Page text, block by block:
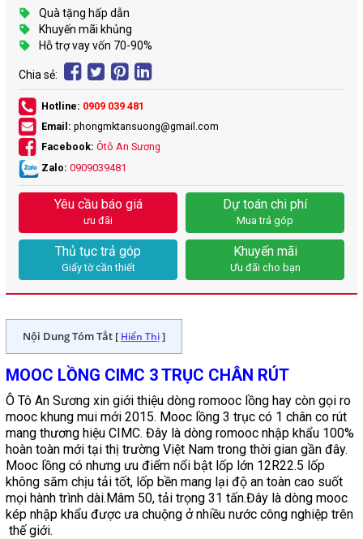
Quà tặng hấp dẫn
Khuyến mãi khủng
Hỗ trợ vay vốn 70-90%
Chia sẻ:
Hotline: 0909 039 481
Email: phongmktansuong@gmail.com
Facebook: Ôtô An Sương
Zalo: 0909039481
Yêu cầu báo giá
ưu đãi
Dự toán chi phí
Mua trả góp
Thủ tục trả góp
Giấy tờ cần thiết
Khuyến mãi
Ưu đãi cho bạn
Nội Dung Tóm Tắt [ Hiển Thị]
MOOC LỒNG CIMC 3 TRỤC CHÂN RÚT
Ô Tô An Sương xin giới thiệu dòng romooc lồng hay còn gọi ro
mooc khung mui mới 2015. Mooc lồng 3 trục có 1 chân co rút
mang thương hiệu CIMC. Đây là dòng romooc nhập khẩu 100%
hoàn toàn mới tại thị trường Việt Nam trong thời gian gần đây.
Mooc lồng có nhưng ưu điểm nổi bật lốp lớn 12R22.5 lốp
không săm chịu tải tốt, lốp bền mang lại độ an toàn cao suốt
mọi hành trình dài.Mâm 50, tải trọng 31 tấn.Đây là dòng mooc
kép nhập khẩu được ưa chuộng ở nhiều nước công nghiệp trên
thế giới.